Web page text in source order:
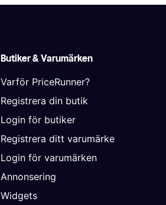
Butiker & Varumärken
Varför PriceRunner?
Registrera din butik
Login för butiker
Registrera ditt varumärke
Login för varumärken
Annonsering
Widgets